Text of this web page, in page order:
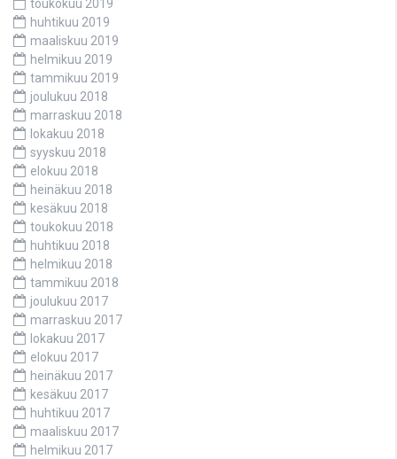
toukokuu 2019
huhtikuu 2019
maaliskuu 2019
helmikuu 2019
tammikuu 2019
joulukuu 2018
marraskuu 2018
lokakuu 2018
syyskuu 2018
elokuu 2018
heinäkuu 2018
kesäkuu 2018
toukokuu 2018
huhtikuu 2018
helmikuu 2018
tammikuu 2018
joulukuu 2017
marraskuu 2017
lokakuu 2017
elokuu 2017
heinäkuu 2017
kesäkuu 2017
huhtikuu 2017
maaliskuu 2017
helmikuu 2017